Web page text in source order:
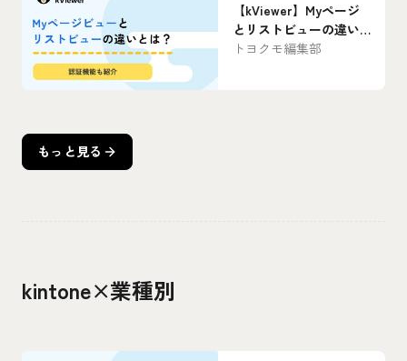
【kViewer】Myページ
とリストビューの違い
は？認証機能も紹介
トヨクモ編集部
もっと見る
kintone×業種別